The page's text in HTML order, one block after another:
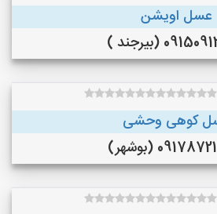
عسل اویشن
(بیرجند )
کوهی وحشی
(بوشهر)